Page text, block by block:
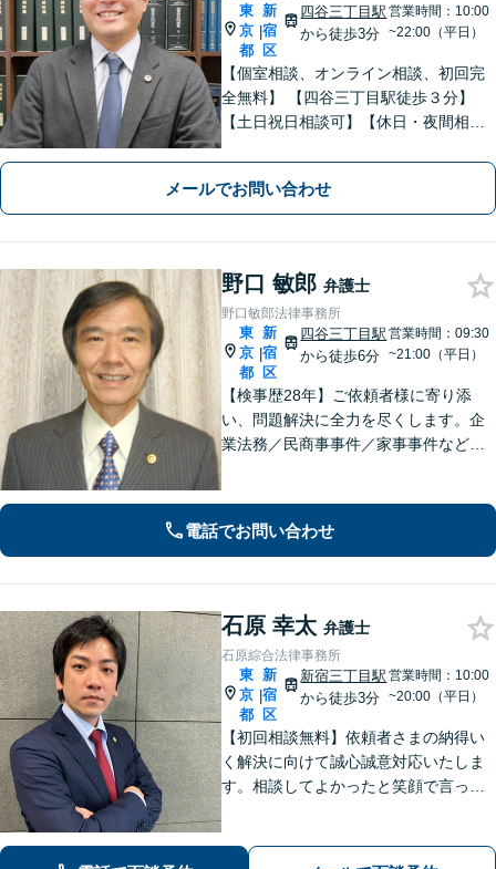
東
京
都
|
新
宿
区
四谷三丁目駅
から徒歩3分
営業時間：10:00
~22:00（平日）
【個室相談、オンライン相談、初回完
全無料】 【四谷三丁目駅徒歩３分】
【土日祝日相談可】【休日・夜間相談
様にとって良い結果になるよう親身に
ご対応致します。
メールでお問い合わせ
野口 敏郎 弁護士
野口敏郎法律事務所
東
京
都
|
新
宿
区
四谷三丁目駅
から徒歩6分
営業時間：09:30
~21:00（平日）
【検事歴28年】ご依頼者様に寄り添
い、問題解決に全力を尽くします。企
業法務／民商事事件／家事事件など、
考えています。
電話でお問い合わせ
石原 幸太 弁護士
石原綜合法律事務所
東
京
都
|
新
宿
区
新宿三丁目駅
から徒歩3分
営業時間：10:00
~20:00（平日）
【初回相談無料】依頼者さまの納得い
く解決に向けて誠心誠意対応いたしま
す。相談してよかったと笑顔で言って
紙に書くなど、説明は分かりやすいよ